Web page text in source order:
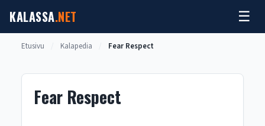
sisältöön
KALASSA.NET ☰
Etusivu Kalapedia Fear Respect
Fear Respect